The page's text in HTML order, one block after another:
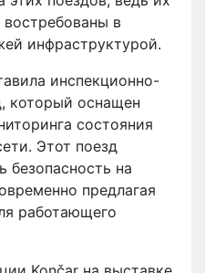
в
инфраструктурой.
инспекционно-
который оснащен
состояния
Этот поезд
безопасность на
предлагая
работающего